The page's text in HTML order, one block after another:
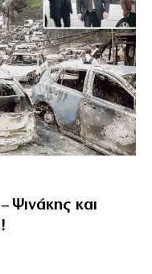
Ψινάκης και